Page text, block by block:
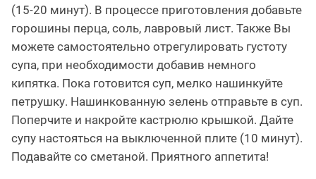
(15-20 минут). В процессе приготовления добавьте
горошины перца, соль, лавровый лист. Также Вы
можете самостоятельно отрегулировать густоту
супа, при необходимости добавив немного
кипятка. Пока готовится суп, мелко нашинкуйте
петрушку. Нашинкованную зелень отправьте в суп.
Поперчите и накройте кастрюлю крышкой. Дайте
супу настояться на выключенной плите (10 минут).
Подавайте со сметаной. Приятного аппетита!